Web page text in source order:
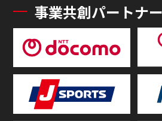
事業共創パートナー